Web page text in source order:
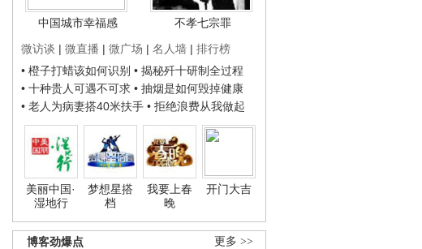
中国城市幸福感
不孝七宗罪
微访谈 | 微直播 | 微广场 | 名人墙 | 排行榜
• 橙子打蜡该如何识别 • 揭秘歼十研制全过程
• 十种贵人可遇不可求 • 抽烟是如何毁掉健康
• 老人为病妻搭40米扶手 • 拒绝浪费从我做起
美丽中国·
湿地行
梦想星搭
档
我要上春
晚
开门大吉
更多 >>
博客劲爆点